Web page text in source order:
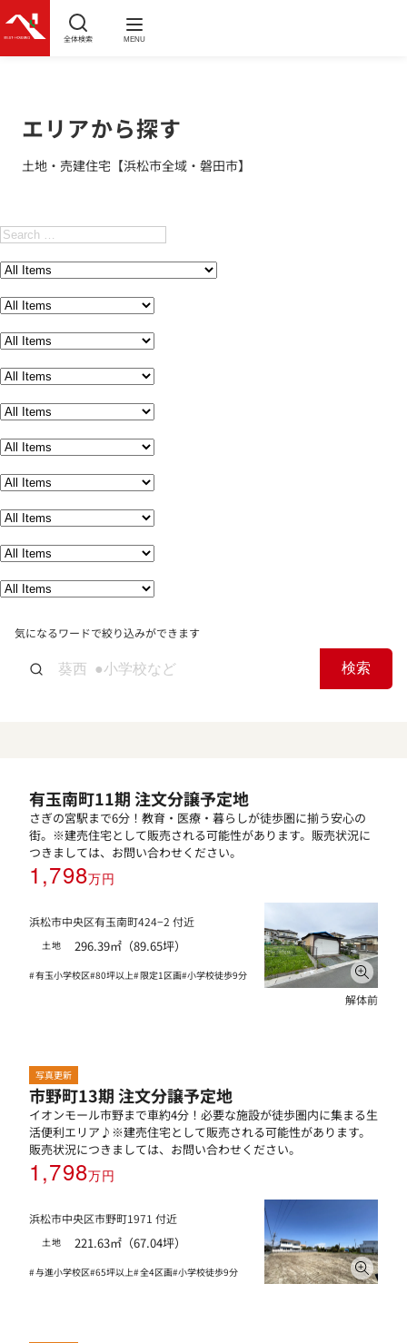
全体検索 MENU
エリアから探す
土地・売建住宅【浜松市全域・磐田市】
気になるワードで絞り込みができます
検索
有玉南町11期 注文分譲予定地
さぎの宮駅まで6分！教育・医療・暮らしが徒歩圏に揃う安心の
街。※建売住宅として販売される可能性があります。販売状況に
つきましては、お問い合わせください。
1,798万円
浜松市中央区有玉南町424−2 付近
土地 296.39㎡（89.65坪）
有玉小学校区 80坪以上 限定1区画 小学校徒歩9分
解体前
写真更新
市野町13期 注文分譲予定地
イオンモール市野まで車約4分！必要な施設が徒歩圏内に集まる生
活便利エリア♪※建売住宅として販売される可能性があります。
販売状況につきましては、お問い合わせください。
1,798万円
浜松市中央区市野町1971 付近
土地 221.63㎡（67.04坪）
与進小学校区 65坪以上 全4区画 小学校徒歩9分